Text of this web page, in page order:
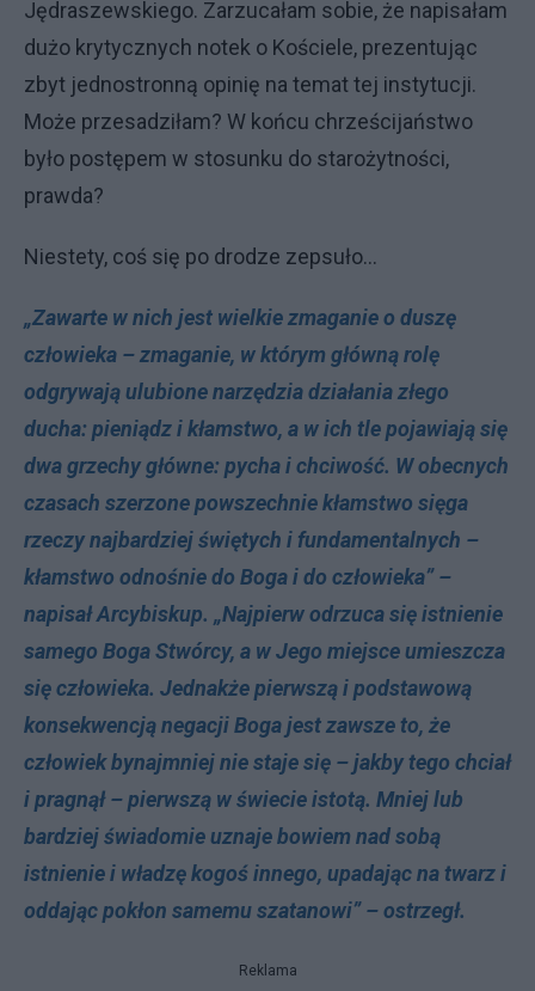
Jędraszewskiego. Zarzucałam sobie, że napisałam
dużo krytycznych notek o Kościele, prezentując
zbyt jednostronną opinię na temat tej instytucji.
Może przesadziłam? W końcu chrześcijaństwo
było postępem w stosunku do starożytności,
prawda?
Niestety, coś się po drodze zepsuło...
„Zawarte w nich jest wielkie zmaganie o duszę
człowieka – zmaganie, w którym główną rolę
odgrywają ulubione narzędzia działania złego
ducha: pieniądz i kłamstwo, a w ich tle pojawiają się
dwa grzechy główne: pycha i chciwość. W obecnych
czasach szerzone powszechnie kłamstwo sięga
rzeczy najbardziej świętych i fundamentalnych –
kłamstwo odnośnie do Boga i do człowieka” –
napisał Arcybiskup. „Najpierw odrzuca się istnienie
samego Boga Stwórcy, a w Jego miejsce umieszcza
się człowieka. Jednakże pierwszą i podstawową
konsekwencją negacji Boga jest zawsze to, że
człowiek bynajmniej nie staje się – jakby tego chciał
i pragnął – pierwszą w świecie istotą. Mniej lub
bardziej świadomie uznaje bowiem nad sobą
istnienie i władzę kogoś innego, upadając na twarz i
oddając pokłon samemu szatanowi” – ostrzegł.
Reklama